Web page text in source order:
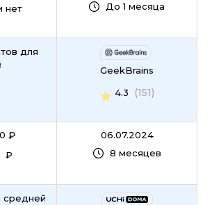
нет
До 1 месяца
для
₽
₽
GeekBrains
4.3
(151)
06.07.2024
8 месяцев
средней